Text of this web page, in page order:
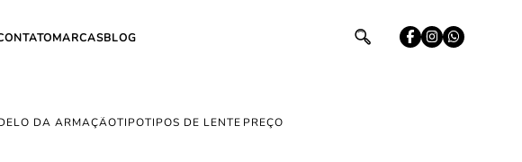
MARCASBLOG
DA ARMAÇÃOTIPOTIPOS DE LENTE